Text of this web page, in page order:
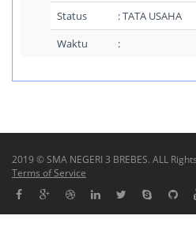
Status
: TATA USAHA
Waktu
:
2019 © SMA NEGERI 3 BREBES. ALL
Terms of Service